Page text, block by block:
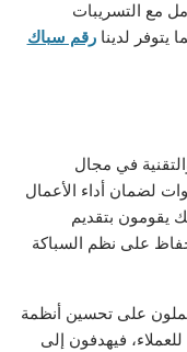
مع التسريبات
يتوفر لدينارقم سباك
في مجال
لضمان أداء الأعمال
يقومون بتقديم
على نظم السباكة
على تحسين أنظمة
للعملاء، فيهدفون إلى